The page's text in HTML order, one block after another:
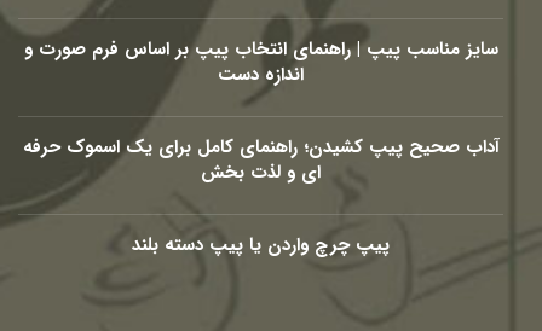
سایز مناسب پیپ | راهنمای انتخاب پیپ بر اساس فرم صورت و
اندازه دست
آداب صحیح پیپ کشیدن؛ راهنمای کامل برای یک اسموک حرفه
ای و لذت بخش
پیپ چرچ واردن یا پیپ دسته بلند